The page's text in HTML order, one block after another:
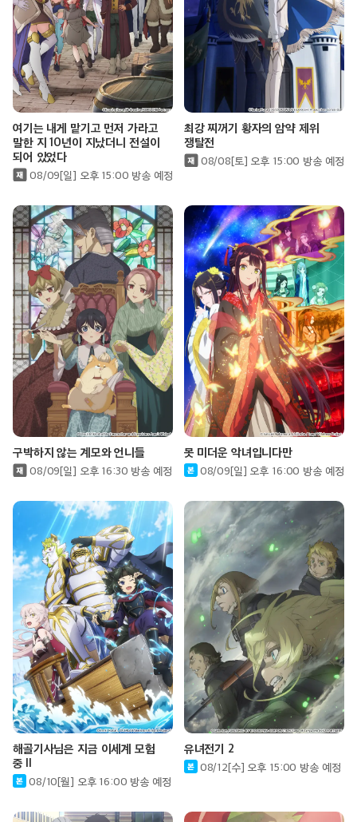
여기는 내게 맡기고 먼저 가라고
말한 지 10년이 지났더니 전설이
되어 있었다
08/09[일] 오후 15:00 방송 예정
최강 찌꺼기 황자의 암약 제위
쟁탈전
08/08[토] 오후 15:00 방송 예정
구박하지 않는 계모와 언니들
08/09[일] 오후 16:30 방송 예정
못 미더운 악녀입니다만
08/09[일] 오후 16:00 방송 예정
해골기사님은 지금 이세계 모험
중Ⅱ
08/10[월] 오후 16:00 방송 예정
유녀전기 2
08/12[수] 오후 15:00 방송 예정